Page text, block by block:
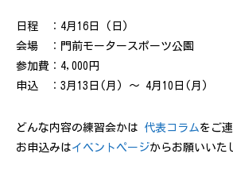
日程 ：4月16日 (日)
会場 ：門前モータースポーツ公園
参加費：4,000円
申込 ：3月13日(月) ～ 4月10日(月)
どんな内容の練習会かは 代表コラムをご
お申込みはイベントページからお願いいた